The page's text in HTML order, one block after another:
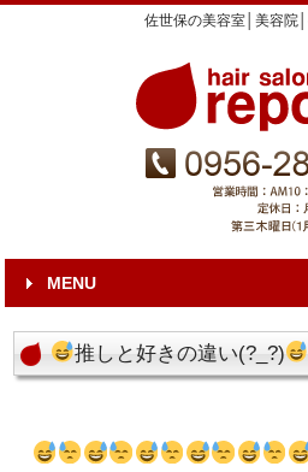
佐世保の美容室│美容院
MENU
推しと好きの違い(?_?)